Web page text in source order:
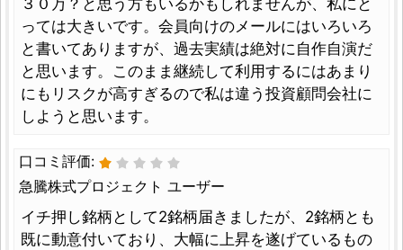
３０万？と思う方もいるかもしれませんが、私にと
っては大きいです。会員向けのメールにはいろいろ
と書いてありますが、過去実績は絶対に自作自演だ
と思います。このまま継続して利用するにはあまり
にもリスクが高すぎるので私は違う投資顧問会社に
しようと思います。
口コミ評価:
急騰株式プロジェクト ユーザー
イチ押し銘柄として2銘柄届きましたが、2銘柄とも
既に動意付いており、大幅に上昇を遂げているもの